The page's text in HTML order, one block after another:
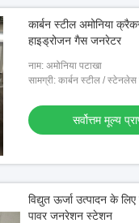
कार्बन स्टील अमोनिया
हाइड्रोजन गैस जनरेटर
नाम: अमोनिया पटाखा
सामग्री: कार्बन स्टील /
सर्वोत्तम मूल्य
विद्युत ऊर्जा उत्पादन के
पावर जनरेशन स्टेशन